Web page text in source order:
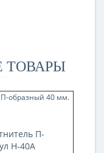
ТОВАРЫ
П-
H-40A